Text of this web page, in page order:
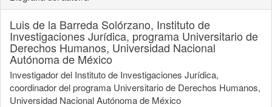
Luis de la Barreda Solórzano, Instituto de
Investigaciones Jurídica, programa Universitario de
Derechos Humanos, Universidad Nacional
Autónoma de México
Investigador del Instituto de Investigaciones Jurídica,
coordinador del programa Universitario de Derechos Humanos,
Universidad Nacional Autónoma de México